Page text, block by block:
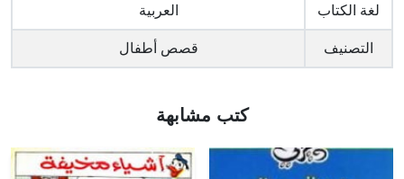
لغة الكتاب العربية
التصنيف قصص أطفال
كتب مشابهة